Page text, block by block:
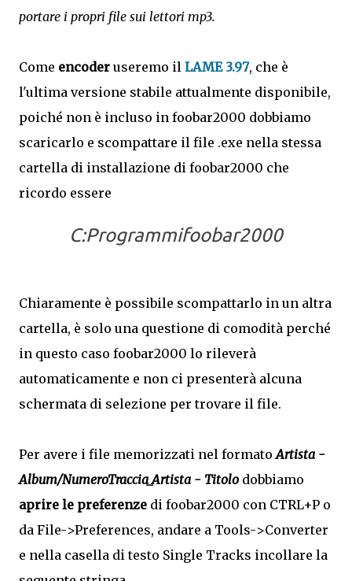
portare i propri file sui lettori mp3.
Come encoder useremo il LAME 3.97, che è
l'ultima versione stabile attualmente disponibile,
poiché non è incluso in foobar2000 dobbiamo
scaricarlo e scompattare il file .exe nella stessa
cartella di installazione di foobar2000 che
ricordo essere
C:Programmifoobar2000
Chiaramente è possibile scompattarlo in un altra
cartella, è solo una questione di comodità perché
in questo caso foobar2000 lo rileverà
automaticamente e non ci presenterà alcuna
schermata di selezione per trovare il file.
Per avere i file memorizzati nel formatoArtista -
Album/NumeroTraccia_Artista - Titolo dobbiamo
aprire le preferenze di foobar2000 con CTRL+P o
da File->Preferences, andare a Tools->Converter
e nella casella di testo Single Tracks incollare la